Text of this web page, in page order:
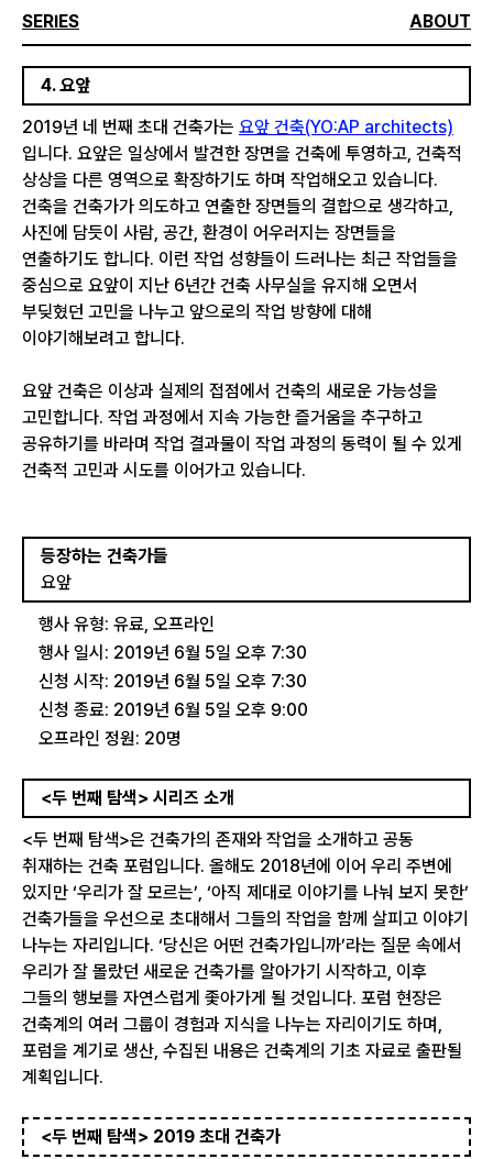
SERIES ABOUT
4. 요앞
2019년 네 번째 초대 건축가는 요앞 건축(YO:AP architects)
입니다. 요앞은 일상에서 발견한 장면을 건축에 투영하고, 건축적
상상을 다른 영역으로 확장하기도 하며 작업해오고 있습니다.
건축을 건축가가 의도하고 연출한 장면들의 결합으로 생각하고,
사진에 담듯이 사람, 공간, 환경이 어우러지는 장면들을
연출하기도 합니다. 이런 작업 성향들이 드러나는 최근 작업들을
중심으로 요앞이 지난 6년간 건축 사무실을 유지해 오면서
부딪혔던 고민을 나누고 앞으로의 작업 방향에 대해
이야기해보려고 합니다.
요앞 건축은 이상과 실제의 접점에서 건축의 새로운 가능성을
고민합니다. 작업 과정에서 지속 가능한 즐거움을 추구하고
공유하기를 바라며 작업 결과물이 작업 과정의 동력이 될 수 있게
건축적 고민과 시도를 이어가고 있습니다.
등장하는 건축가들
요앞
행사 유형: 유료, 오프라인
행사 일시: 2019년 6월 5일 오후 7:30
신청 시작: 2019년 6월 5일 오후 7:30
신청 종료: 2019년 6월 5일 오후 9:00
오프라인 정원: 20명
<두 번째 탐색> 시리즈 소개
<두 번째 탐색>은 건축가의 존재와 작업을 소개하고 공동
취재하는 건축 포럼입니다. 올해도 2018년에 이어 우리 주변에
있지만 ‘우리가 잘 모르는’, ‘아직 제대로 이야기를 나눠 보지 못한’
건축가들을 우선으로 초대해서 그들의 작업을 함께 살피고 이야기
나누는 자리입니다. ‘당신은 어떤 건축가입니까’라는 질문 속에서
우리가 잘 몰랐던 새로운 건축가를 알아가기 시작하고, 이후
그들의 행보를 자연스럽게 좇아가게 될 것입니다. 포럼 현장은
건축계의 여러 그룹이 경험과 지식을 나누는 자리이기도 하며,
포럼을 계기로 생산, 수집된 내용은 건축계의 기초 자료로 출판될
계획입니다.
<두 번째 탐색> 2019 초대 건축가